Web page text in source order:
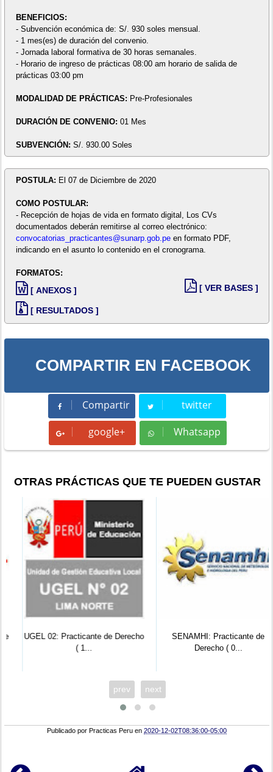
BENEFICIOS:
- Subvención económica de: S/. 930 soles mensual.
- 1 mes(es) de duración del convenio.
- Jornada laboral formativa de 30 horas semanales.
- Horario de ingreso de prácticas 08:00 am horario de salida de
prácticas 03:00 pm
MODALIDAD DE PRÁCTICAS: Pre-Profesionales
DURACIÓN DE CONVENIO: 01 Mes
SUBVENCIÓN: S/. 930.00 Soles
POSTULA: El 07 de Diciembre de 2020
COMO POSTULAR:
- Recepción de hojas de vida en formato digital, Los CVs
documentados deberán remitirse al correo electrónico:
convocatorias_practicantes@sunarp.gob.peen formato PDF,
indicando en el asunto lo contenido en el cronograma.
FORMATOS:
[ ANEXOS ]
[ RESULTADOS ]
[ VER BASES ]
COMPARTIR EN FACEBOOK
Compartir
Compartir twitter
Tweet
google+ Whatsapp
Whatsapp
OTRAS PRÁCTICAS QUE TE PUEDEN GUSTAR
UGEL 02: Practicante de Derecho
( 1...
SENAMHI: Practicante de
Derecho ( 0...
prev next
Publicado porPracticas Peru en2020-12-02T08:36:00-05:00